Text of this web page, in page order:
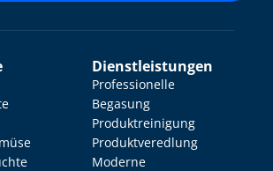
Dienstleistungen
Professionelle
Begasung
Produktreinigung
Produktveredlung
Moderne